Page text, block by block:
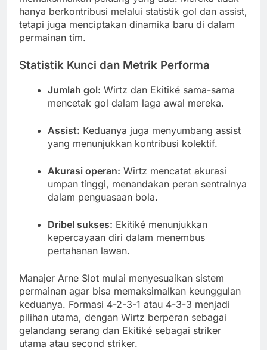
hanya berkontribusi melalui statistik gol dan assist,
tetapi juga menciptakan dinamika baru di dalam
permainan tim.
Statistik Kunci dan Metrik Performa
Jumlah gol: Wirtz dan Ekitiké sama-sama
mencetak gol dalam laga awal mereka.
Assist: Keduanya juga menyumbang assist
yang menunjukkan kontribusi kolektif.
Akurasi operan: Wirtz mencatat akurasi
umpan tinggi, menandakan peran sentralnya
dalam penguasaan bola.
Dribel sukses: Ekitiké menunjukkan
kepercayaan diri dalam menembus
pertahanan lawan.
Manajer Arne Slot mulai menyesuaikan sistem
permainan agar bisa memaksimalkan keunggulan
keduanya. Formasi 4-2-3-1 atau 4-3-3 menjadi
pilihan utama, dengan Wirtz berperan sebagai
gelandang serang dan Ekitiké sebagai striker
utama atau second striker.